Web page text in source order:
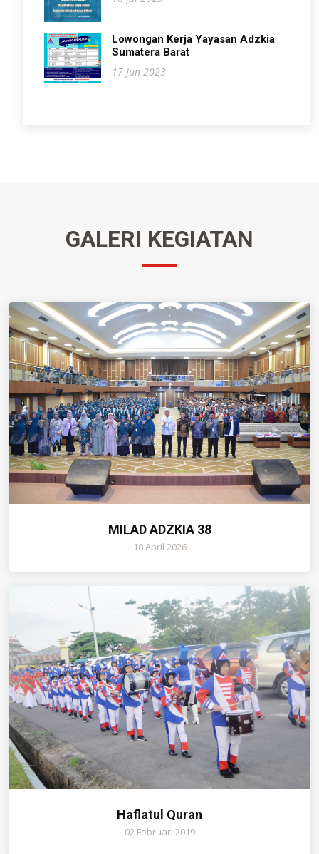
Lowongan Kerja Yayasan Adzkia
Sumatera Barat
17 Jun 2023
GALERI KEGIATAN
MILAD ADZKIA 38
18 April 2026
Haflatul Quran
02 Februari 2019